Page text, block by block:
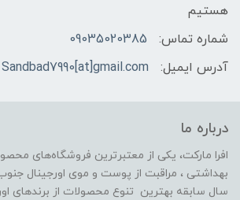
هستیم
شماره تماس:
09035020385
آدرس ایمیل:
Sandbad7990[at]gmail.com
درباره ما
افرا مارکت، یکی از معتبرترین فروشگاه‌های
سال سابقه بهترین تنوع محصولات از برندهای